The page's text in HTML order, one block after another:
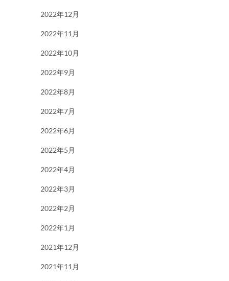
2022年12月
2022年11月
2022年10月
2022年9月
2022年8月
2022年7月
2022年6月
2022年5月
2022年4月
2022年3月
2022年2月
2022年1月
2021年12月
2021年11月